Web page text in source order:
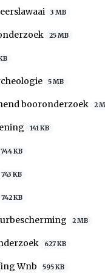
3 MB
25 MB
5 MB
booronderzoek 2
141 KB
744 KB
743 KB
742 KB
2 MB
627 KB
Wnb 595 KB